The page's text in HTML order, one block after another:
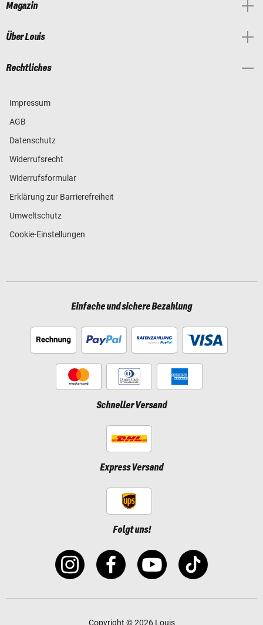
Magazin
Über Louis
Rechtliches
Impressum
AGB
Datenschutz
Widerrufsrecht
Widerrufsformular
Erklärung zur Barrierefreiheit
Umweltschutz
Cookie-Einstellungen
Einfache und sichere Bezahlung
Schneller Versand
Express Versand
Folgt uns!
Copyright © 2026 Louis